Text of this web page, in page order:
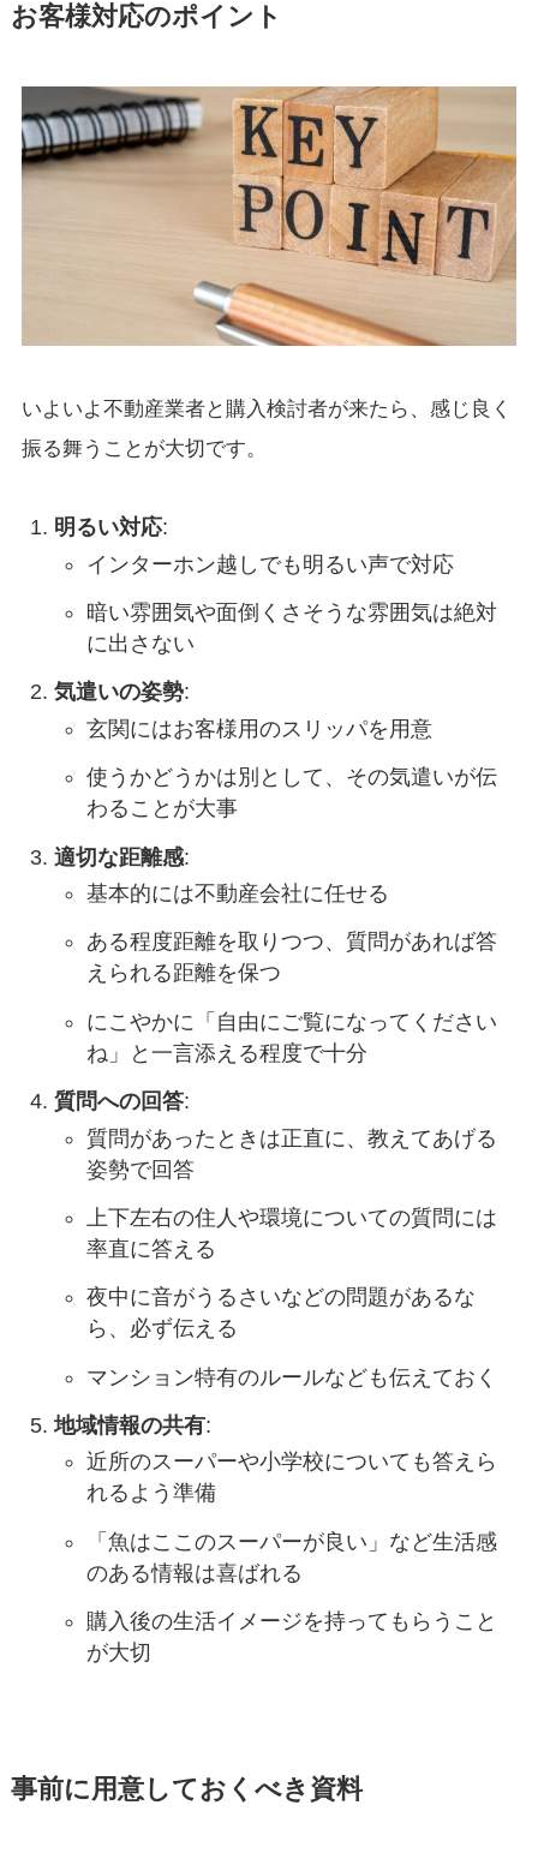
お客様対応のポイント
いよいよ不動産業者と購入検討者が来たら、感じ良く
振る舞うことが大切です。
明るい対応:
インターホン越しでも明るい声で対応
暗い雰囲気や面倒くさそうな雰囲気は絶対
に出さない
気遣いの姿勢:
玄関にはお客様用のスリッパを用意
使うかどうかは別として、その気遣いが伝
わることが大事
適切な距離感:
基本的には不動産会社に任せる
ある程度距離を取りつつ、質問があれば答
えられる距離を保つ
にこやかに「自由にご覧になってください
ね」と一言添える程度で十分
質問への回答:
質問があったときは正直に、教えてあげる
姿勢で回答
上下左右の住人や環境についての質問には
率直に答える
夜中に音がうるさいなどの問題があるな
ら、必ず伝える
マンション特有のルールなども伝えておく
地域情報の共有:
近所のスーパーや小学校についても答えら
れるよう準備
「魚はここのスーパーが良い」など生活感
のある情報は喜ばれる
購入後の生活イメージを持ってもらうこと
が大切
事前に用意しておくべき資料